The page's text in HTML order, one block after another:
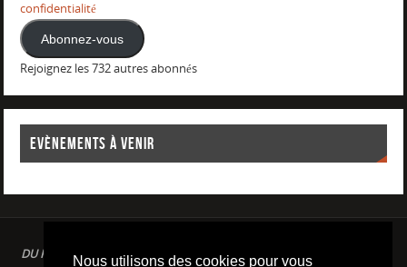
Nous utilisons des cookies pour vous
confidentialité
Abonnez-vous
Rejoignez les 732 autres abonnés
EVÈNEMENTS À VENIR
DU PLAISIR DANS LE SPORT LOISIR A LA COMPETITION : AQUAGYM /